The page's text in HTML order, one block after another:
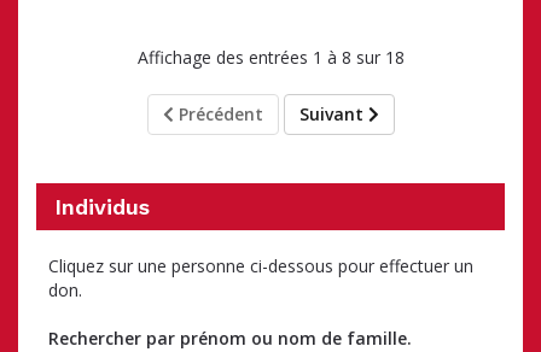
Affichage des entrées 1 à 8 sur 18
Précédent Suivant
Individus
Cliquez sur une personne ci-dessous pour effectuer un
don.
Rechercher par prénom ou nom de famille.